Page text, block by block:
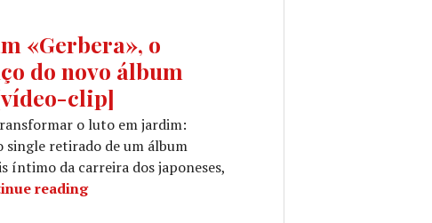
«Gerbera», o
do novo álbum
clip]
o luto em jardim:
single retirado de um álbum
íntimo da carreira dos japoneses,
readingMONO revelam «Gerbera», o segundo avanço do